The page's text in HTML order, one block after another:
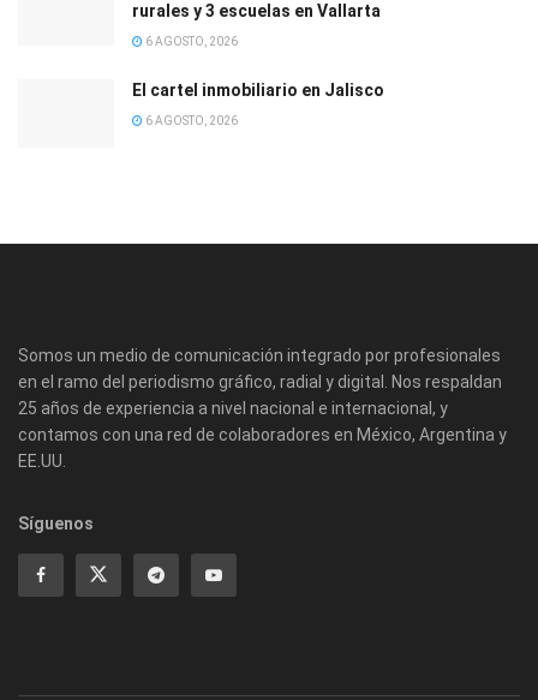
rurales y 3 escuelas en Vallarta
6 AGOSTO, 2026
El cartel inmobiliario en Jalisco
6 AGOSTO, 2026
Somos un medio de comunicación integrado por profesionales
en el ramo del periodismo gráfico, radial y digital. Nos respaldan
25 años de experiencia a nivel nacional e internacional, y
contamos con una red de colaboradores en México, Argentina y
EE.UU.
Síguenos